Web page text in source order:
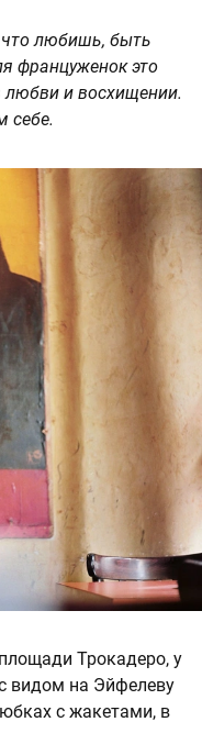
что любишь, быть
француженок это
любви и восхищении.
себе.
Трокадеро, у
видом на Эйфелеву
с жакетами, в